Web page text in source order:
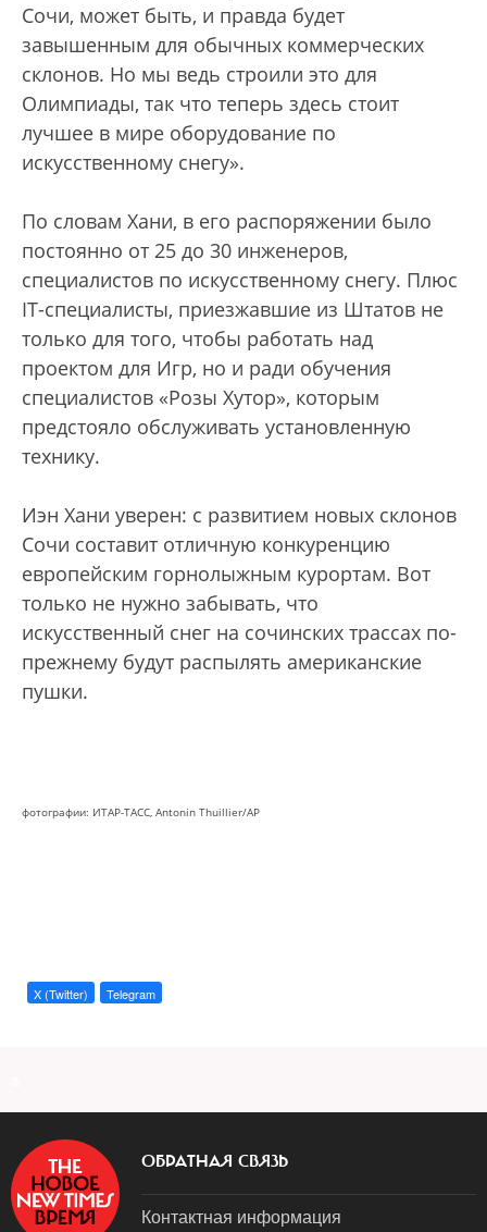
Сочи, может быть, и правда будет
завышенным для обычных коммерческих
склонов. Но мы ведь строили это для
Олимпиады, так что теперь здесь стоит
лучшее в мире оборудование по
искусственному снегу».
По словам Хани, в его распоряжении было
постоянно от 25 до 30 инженеров,
специалистов по искусственному снегу. Плюс
IT-специалисты, приезжавшие из Штатов не
только для того, чтобы работать над
проектом для Игр, но и ради обучения
специалистов «Розы Хутор», которым
предстояло обслуживать установленную
технику.
Иэн Хани уверен: с развитием новых склонов
Сочи составит отличную конкуренцию
европейским горнолыжным курортам. Вот
только не нужно забывать, что
искусственный снег на сочинских трассах по-
прежнему будут распылять американские
пушки.
фотографии: ИТАР-ТАСС, Antonin Thuillier/AP
X (Twitter) Telegram
ОБРАТНАЯ СВЯЗЬ
Контактная информация